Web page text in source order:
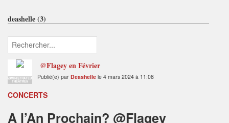
deashelle (3)
ADMINISTRATEUR
THÉÂTRES
@Flagey en Février
Publié(e) par Deashelle le 4 mars 2024 à 11:08
CONCERTS
A l’An Prochain? @Flagey